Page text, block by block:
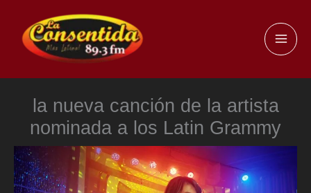
contenido
la nueva canción de la artista
nominada a los Latin Grammy